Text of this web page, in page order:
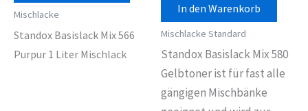
Mischlacke
Standox Basislack Mix 566
Purpur 1 Liter Mischlack
In den Warenkorb
Mischlacke Standard
Standox Basislack Mix 580
Gelbtoner ist für fast alle
gängigen Mischbänke